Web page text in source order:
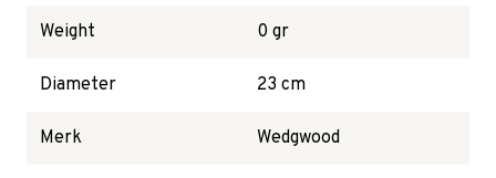
Weight 0 gr
Diameter 23 cm
Merk Wedgwood